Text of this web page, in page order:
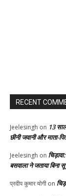
RECENT
Jeelesingh on 13
छीनी जवानी और माता-
Jeelesingh on
बसवाला ने जताया बिना
प्रदीप कुमार योगी on